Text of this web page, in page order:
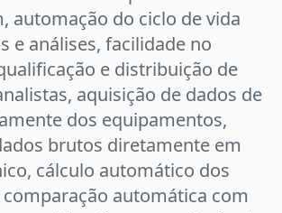
automação do ciclo de vida
e análises, facilidade no
e distribuição de
aquisição de dados de
dos equipamentos,
brutos diretamente em
cálculo automático dos
automática com